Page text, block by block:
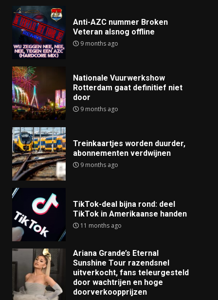
Anti-AZC nummer Broken
Veteran alsnog offline
9 months ago
Nationale Vuurwerkshow
Rotterdam gaat definitief niet
door
9 months ago
Treinkaartjes worden duurder,
abonnementen verdwijnen
9 months ago
TikTok-deal bijna rond: deel
TikTok in Amerikaanse handen
11 months ago
Ariana Grande’s Eternal
Sunshine Tour razendsnel
uitverkocht, fans teleurgesteld
door wachtrijen en hoge
doorverkoopprijzen